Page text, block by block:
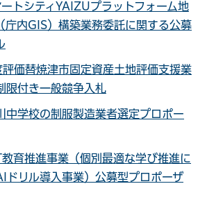
トシティYAIZUプラットフォーム地
庁内GIS）構築業務委託に関する公募
価替焼津市固定資産土地評価支援業
限付き一般競争入札
中学校の制服製造業者選定プロポー
育推進事業（個別最適な学び推進に
ドリル導入事業）公募型プロポーザ